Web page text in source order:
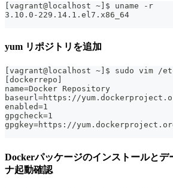
[vagrant@localhost ~]$ uname -r
3.10.0-229.14.1.el7.x86_64
yum リポジトリを追加
[vagrant@localhost ~]$ sudo vim /
[dockerrepo]
name=Docker Repository
baseurl=https://
enabled=1
gpgcheck=1
gpgkey=https://
Dockerパッケージのインストールとデ
ナ起動確認